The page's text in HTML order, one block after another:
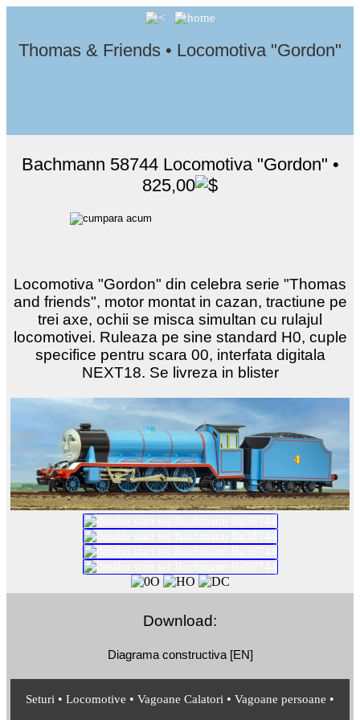
Thomas & Friends • Locomotiva "Gordon"
Bachmann 58744 Locomotiva "Gordon" •
825,00
Locomotiva "Gordon" din celebra serie "Thomas
and friends", motor montat in cazan, tractiune pe
trei axe, ochii se misca simultan cu rulajul
locomotivei. Ruleaza pe sine standard H0, cuple
specifice pentru scara 00, interfata digitala
NEXT18. Se livreza in blister
Download:
Diagrama constructiva [EN]
Seturi • Locomotive • Vagoane Calatori • Vagoane persoane •